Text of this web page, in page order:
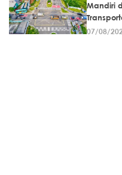
Mandiri
07/08/